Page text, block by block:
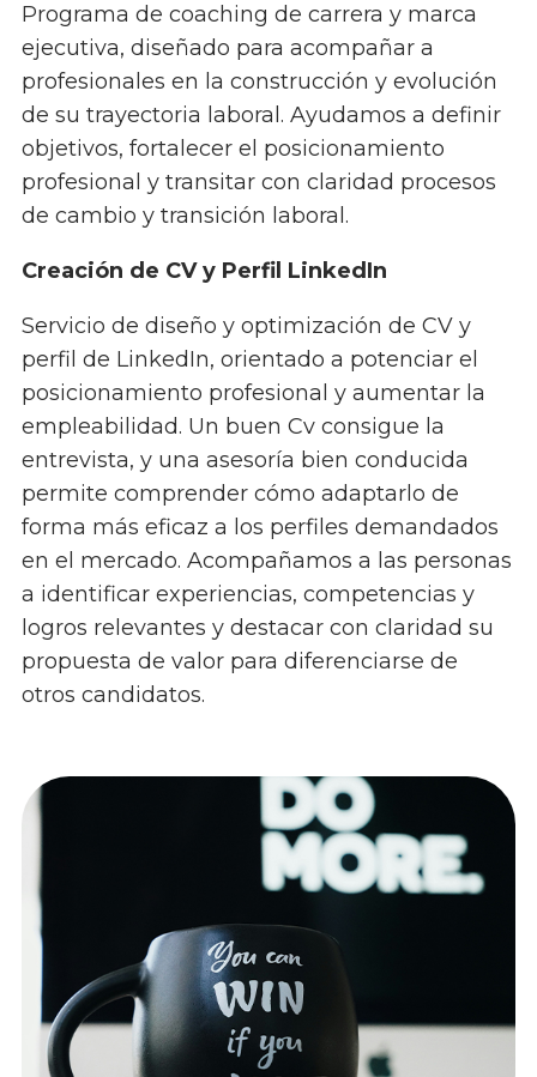
Programa de coaching de carrera y marca
ejecutiva, diseñado para acompañar a
profesionales en la construcción y evolución
de su trayectoria laboral. Ayudamos a definir
objetivos, fortalecer el posicionamiento
profesional y transitar con claridad procesos
de cambio y transición laboral.
Creación de CV y Perfil LinkedIn
Servicio de diseño y optimización de CV y
perfil de LinkedIn, orientado a potenciar el
posicionamiento profesional y aumentar la
empleabilidad. Un buen Cv consigue la
entrevista, y una asesoría bien conducida
permite comprender cómo adaptarlo de
forma más eficaz a los perfiles demandados
en el mercado. Acompañamos a las personas
a identificar experiencias, competencias y
logros relevantes y destacar con claridad su
propuesta de valor para diferenciarse de
otros candidatos.